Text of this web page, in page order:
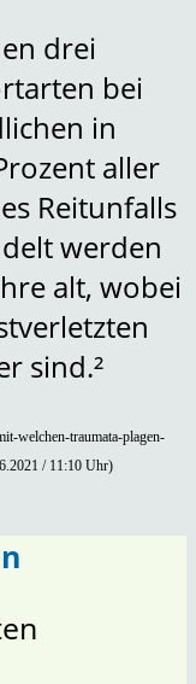
drei
bei
in
aller
Reitunfalls
werden
alt, wobei
sind.²
welchen-traumata-plagen-
/ 11:10 Uhr)